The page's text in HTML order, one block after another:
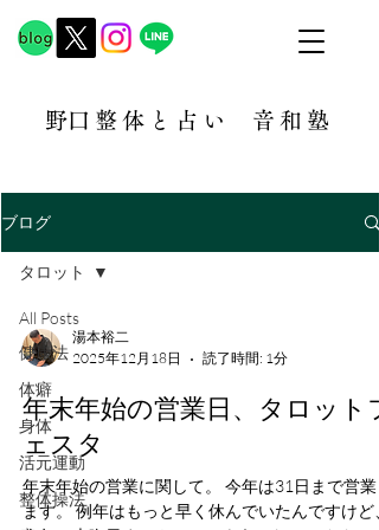
​野口整体と占い 音和塾​
ブログ
All Posts
健康法
体癖
身体
活元運動
整体操法
タロット
湯本裕二
2025年12月18日
読了時間: 1分
年末年始の営業日、タロットフ
ェスタ
年末年始の営業に関して。 今年は31日まで営業し
ます。 例年はもっと早く休んでいたんですけど、